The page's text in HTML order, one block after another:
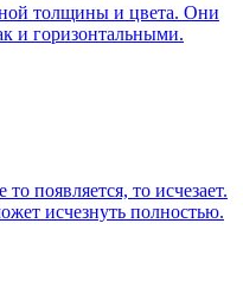
толщины и цвета. Они
и горизонтальными.
появляется, то исчезает.
исчезнуть полностью.